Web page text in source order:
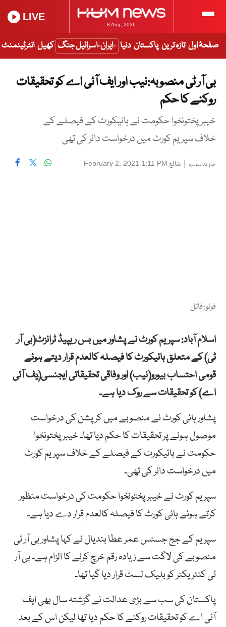
8 Aug, 2026
LIVE
صفحۂ اول تازہ ترین پاکستان دنیا ایران-اسرائیل جنگ کھیل انٹرٹینمنٹ
بی آر ٹی منصوبہ:نیب اور ایف آئی اے کو تحقیقات
روکنے کا حکم
خیبرپختونخوا حکومت نے ہائیکورٹ کے فیصلے کے
خلاف سپریم کورٹ میں درخواست دائر کی تھی
جاوید سومرو| شائع February 2, 2021 1:11 PM
فوٹو: فائل
اسلام آباد: سپریم کورٹ نے پشاور میں بس ریپیڈ ٹرانزٹ(بی آر
ٹی) کے متعلق ہائیکورٹ کا فیصلہ کالعدم قرار دیتے ہوئے
قومی احتساب بیورو(نیب) اور وفاقی تحقیقاتی ایجنسی(ٓیف آئی
اے) کو تحقیقات سے روک دیا ہے۔
پشاور ہائی کورٹ نے منصوبے میں کرپشن کی درخواست
موصول ہونے پر تحقیقات کا حکم دیا تھا۔ خیبرپختونخوا
حکومت نے ہائیکورٹ کے فیصلے کے خلاف سپریم کورٹ
میں درخواست دائر کی تھی۔
سپریم کورٹ نے خیبرپختونخوا حکومت کی درخواست منظور
کرتے ہوئے ہائی کورٹ کا فیصلہ کالعدم قرار دے دیا ہے۔
سپریم کے جج جسٹس عمر عطا بندیال نے کہا پشاور بی آر ٹی
منصوبے کی لاگت سے زیادہ رقم خرچ کرنے کا الزام ہے۔ بی آر
ٹی کنٹریکٹر کو بلیک لسٹ قرار دیا گیا تھا۔
پاکستان کی سب سے بڑی عدالت نے گزشتہ سال بھی ایف
آئی اے کو تحقیقات روکنے کا حکم دیا تھا لیکن اس کے بعد